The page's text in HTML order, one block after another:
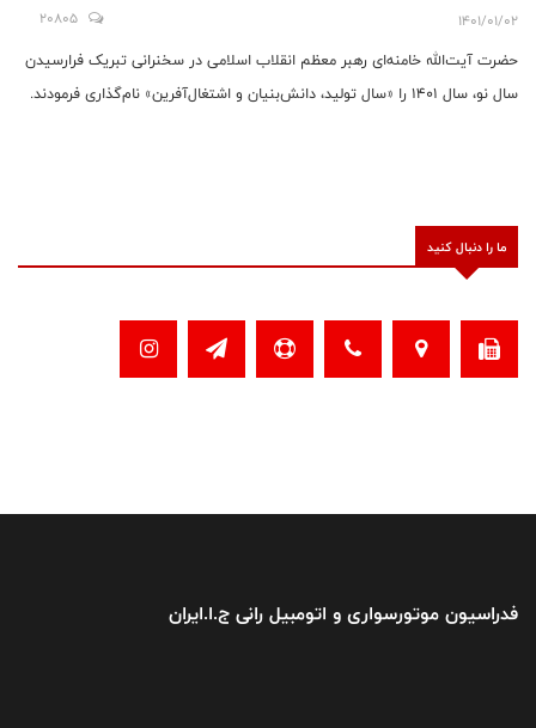
1401/01/02
20805
حضرت آیت‌الله خامنه‌ای رهبر معظم انقلاب اسلامی در سخنرانی تبریک فرارسیدن
سال نو، سال 1401 را «سال تولید، دانش‌بنیان و اشتغال‌آفرین» نام‌گذاری فرمودند.
ما را دنبال کنید
فدراسیون موتورسواری و اتومبیل رانی ج.ا.ایران